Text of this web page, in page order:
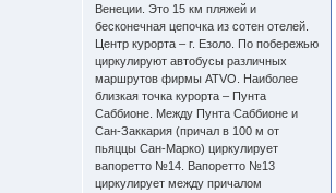
Венеции. Это 15 км пляжей и
бесконечная цепочка из сотен отелей.
Центр курорта – г. Езоло. По побережью
циркулируют автобусы различных
маршрутов фирмы ATVO. Наиболее
близкая точка курорта – Пунта
Саббионе. Между Пунта Саббионе и
Сан-Заккария (причал в 100 м от
пьяццы Сан-Марко) циркулирует
вапоретто №14. Вапоретто №13
циркулирует между причалом